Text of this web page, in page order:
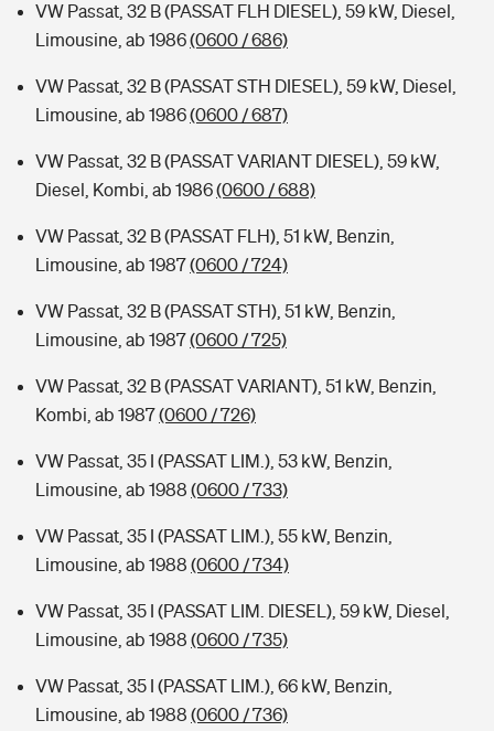
VW Passat, 32 B (PASSAT FLH DIESEL), 59 kW, Diesel,
Limousine, ab 1986(0600 / 686)
VW Passat, 32 B (PASSAT STH DIESEL), 59 kW, Diesel,
Limousine, ab 1986(0600 / 687)
VW Passat, 32 B (PASSAT VARIANT DIESEL), 59 kW,
Diesel, Kombi, ab 1986(0600 / 688)
VW Passat, 32 B (PASSAT FLH), 51 kW, Benzin,
Limousine, ab 1987(0600 / 724)
VW Passat, 32 B (PASSAT STH), 51 kW, Benzin,
Limousine, ab 1987(0600 / 725)
VW Passat, 32 B (PASSAT VARIANT), 51 kW, Benzin,
Kombi, ab 1987(0600 / 726)
VW Passat, 35 I (PASSAT LIM.), 53 kW, Benzin,
Limousine, ab 1988 (0600 / 733)
VW Passat, 35 I (PASSAT LIM.), 55 kW, Benzin,
Limousine, ab 1988 (0600 / 734)
VW Passat, 35 I (PASSAT LIM. DIESEL), 59 kW, Diesel,
Limousine, ab 1988 (0600 / 735)
VW Passat, 35 I (PASSAT LIM.), 66 kW, Benzin,
Limousine, ab 1988 (0600 / 736)